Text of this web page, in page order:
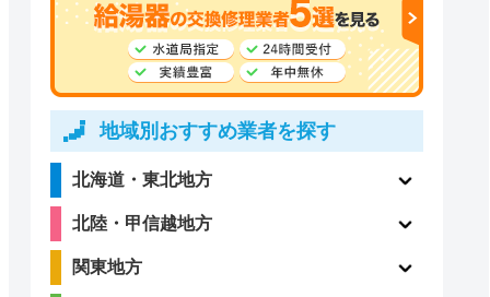
地域別おすすめ業者を探す
北海道・東北地方
北陸・甲信越地方
関東地方